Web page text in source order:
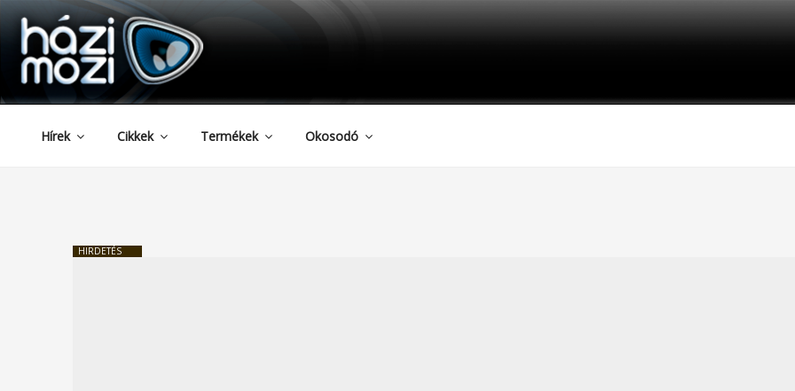
Tartalomhoz
HAZIMOZI
Hírek Cikkek Termékek Okosodó
HIRDETÉS